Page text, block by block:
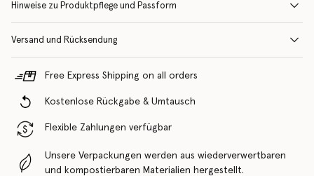
Hinweise zu Produktpflege und Passform
Versand und Rücksendung
Free Express Shipping on all orders
Kostenlose Rückgabe & Umtausch
Flexible Zahlungen verfügbar
Unsere Verpackungen werden aus wiederverwertbaren
und kompostierbaren Materialien hergestellt.